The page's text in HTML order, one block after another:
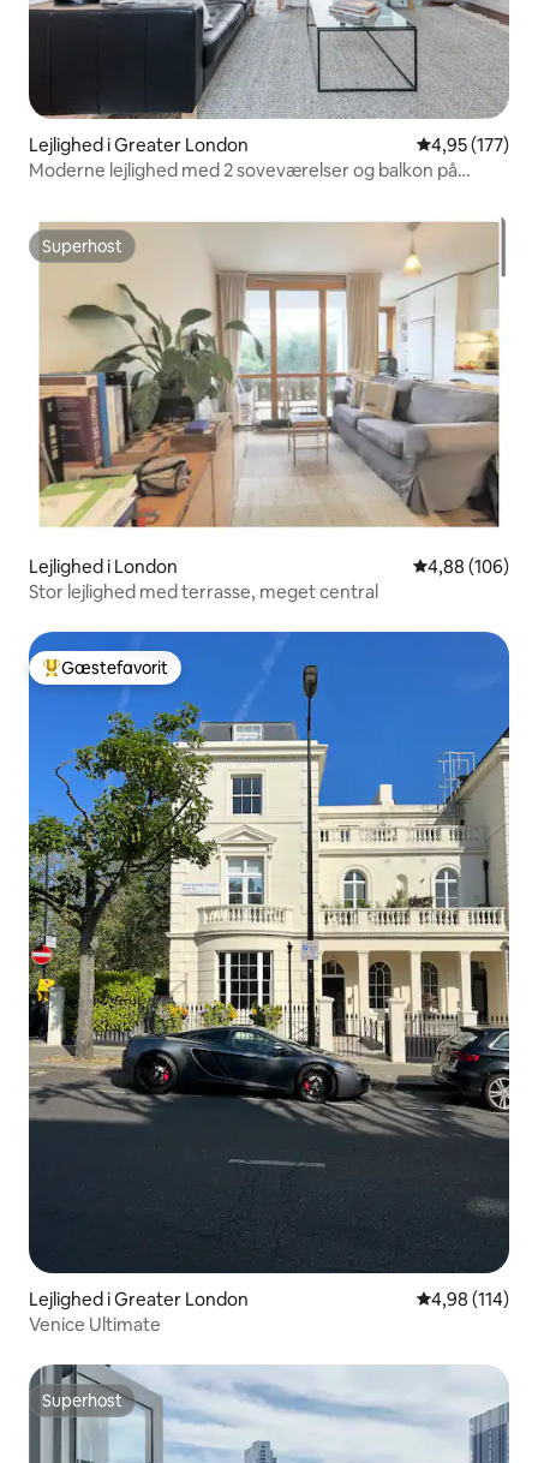
Lejlighed i Greater London 4,95 ud af 5 i
4,95 (177)
Moderne lejlighed med 2 soveværelser og balkon på
Superhost
Superhost
Lejlighed i London 4,88 ud af 5 i
4,88 (106)
Stor lejlighed med terrasse, meget central
Bedste gæstefavorit
Gæstefavorit
Lejlighed i Greater London 4,98 ud af 5 i
4,98 (114)
Venice Ultimate
Superhost
Superhost